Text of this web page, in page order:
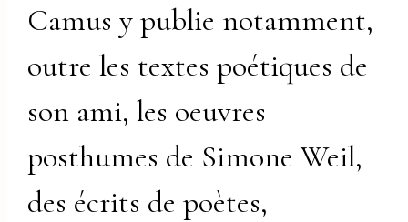
Camus y publie notamment,
outre les textes poétiques de
son ami, les oeuvres
posthumes de Simone Weil,
des écrits de poètes,